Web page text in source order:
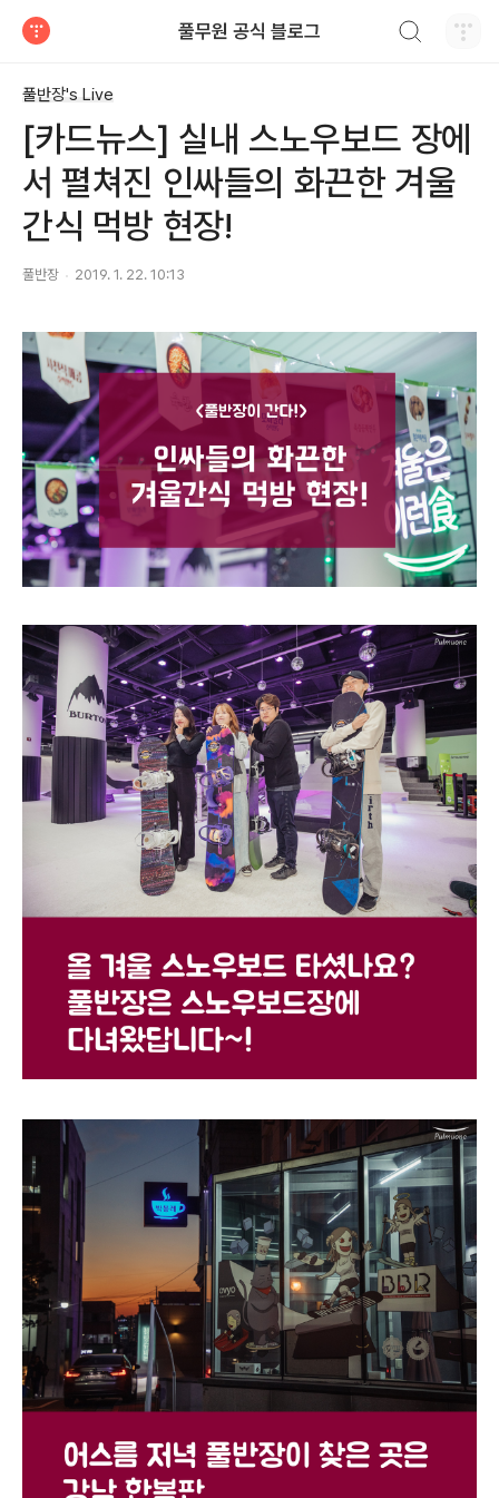
풀무원 공식 블로그
풀반장's Live
[카드뉴스] 실내 스노우보드 장에
서 펼쳐진 인싸들의 화끈한 겨울
간식 먹방 현장!
풀반장 2019. 1. 22. 10:13